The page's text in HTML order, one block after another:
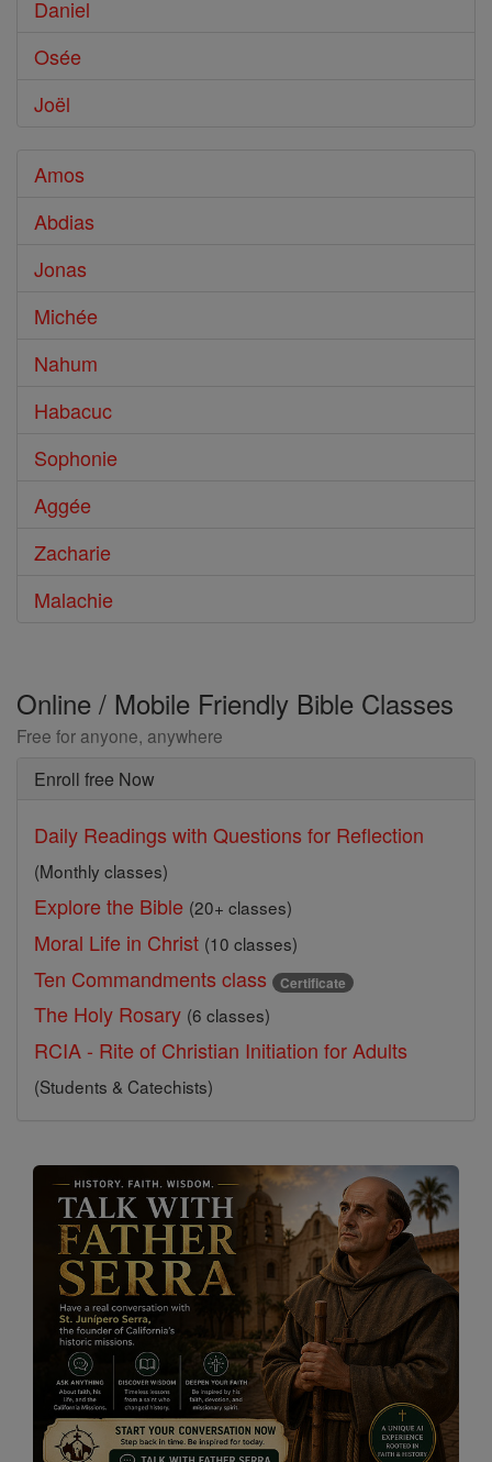
Daniel
Osée
Joël
Amos
Abdias
Jonas
Michée
Nahum
Habacuc
Sophonie
Aggée
Zacharie
Malachie
Online / Mobile Friendly Bible Classes
Free for anyone, anywhere
Enroll free Now
Daily Readings with Questions for Reflection
(Monthly classes)
Explore the Bible (20+ classes)
Moral Life in Christ (10 classes)
Ten Commandments class Certificate
The Holy Rosary (6 classes)
RCIA - Rite of Christian Initiation for Adults
(Students & Catechists)